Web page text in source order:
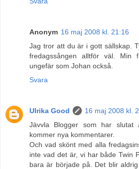
Anonym 16 maj 2008 kl. 21:16
Jag tror att du är i gott sällskap.
fredagssången alltför väl.
ungefär som Johan också.
Svara
Ulrika Good
16 maj 2008 kl.
Jävvla Blogger som har
kommer nya kommentarer.
Och vad skönt med alla
inte vad det är, vi har både Twin
bara är började på. Det blir